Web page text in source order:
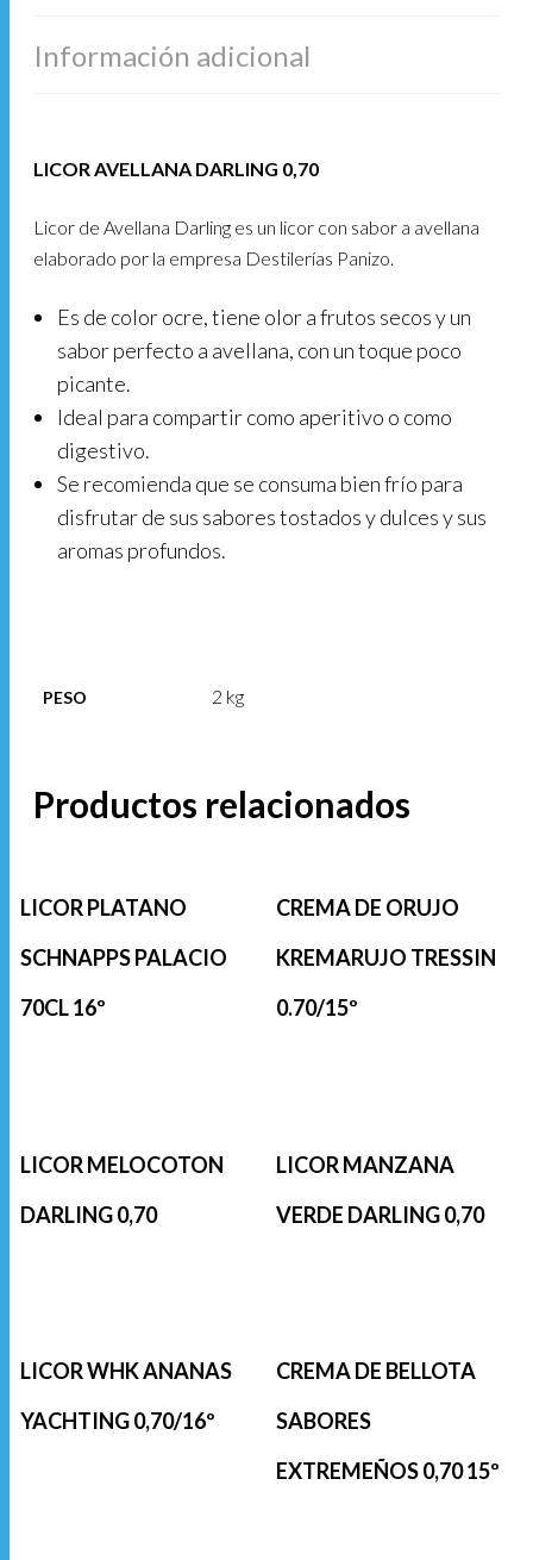
Información adicional
LICOR AVELLANA DARLING 0,70
Licor de Avellana Darling es un licor con sabor a avellana
elaborado por la empresa Destilerías Panizo.
Es de color ocre, tiene olor a frutos secos y un
sabor perfecto a avellana, con un toque poco
picante.
Ideal para compartir como aperitivo o como
digestivo.
Se recomienda que se consuma bien frío para
disfrutar de sus sabores tostados y dulces y sus
aromas profundos.
PESO 2 kg
Productos relacionados
LICOR PLATANO
SCHNAPPS PALACIO
70CL 16º
CREMA DE ORUJO
KREMARUJO TRESSIN
0.70/15º
LICOR MELOCOTON
DARLING 0,70
LICOR MANZANA
VERDE DARLING 0,70
LICOR WHK ANANAS
YACHTING 0,70/16º
CREMA DE BELLOTA
SABORES
EXTREMEÑOS 0,70 15º